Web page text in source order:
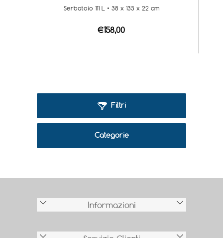
Serbatoio 111 L • 38 x 133 x 22 cm
€158,00
Filtri
Categorie
Informazioni